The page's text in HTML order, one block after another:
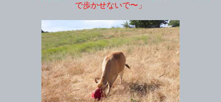
で歩かせないで〜」